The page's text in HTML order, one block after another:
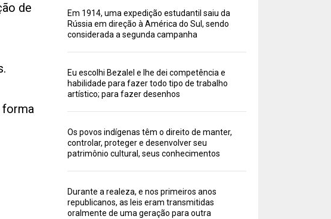
de
forma
Em 1914, uma expedição estudantil saiu da
Rússia em direção à América do Sul, sendo
considerada a segunda campanha
Eu escolhi Bezalel e lhe dei competência e
habilidade para fazer todo tipo de trabalho
artístico; para fazer desenhos
Os povos indígenas têm o direito de manter,
controlar, proteger e desenvolver seu
patrimônio cultural, seus conhecimentos
Durante a realeza, e nos primeiros anos
republicanos, as leis eram transmitidas
oralmente de uma geração para outra